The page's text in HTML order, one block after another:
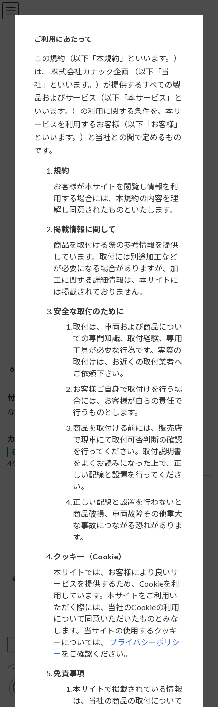
コ
ン
ナ
ビ
カーナビ・カーAV取付キット適合情報
GE-PE203R
プジョー 308用 DINサイズカーAV取付キット
標準1DINオーディオ付車に2DINサイズの市販カーAVを取
: パネル（ブラック）
: パネル（メタリックブラック）
: パネル（シルバー）
パネル（シルバー）
ブラケット一式
コネクター（16P）
電源用コード（イルミネーション）
アンテナ変換コード
付属ステリモ配線
なし
カナック企画JANコード
在庫販売
4985285073863
ご利用にあたって
この規約（以下「本規約」といいます。）
は、 株式会社カナック企画 （以下「当
社」といいます。）が提供するすべての製
品およびサービス（以下「本サービス」と
いいます。）の利用に関する条件を、本サ
ービスを利用するお客様（以下「お客様」
といいます。）と当社との間で定めるもの
です。
規約
お客様が本サイトを閲覧し情報を利
用する場合には、本規約の内容を理
解し同意されたものといたします。
掲載情報に関して
商品を取付ける際の参考情報を提供
しています。取付には別途加工など
が必要になる場合がありますが、加
工に関する詳細情報は、本サイトに
は掲載されておりません。
安全な取付のために
取付は、車両および商品につい
ての専門知識、取付経験、専用
工具が必要な行為です。実際の
取付けは、お近くの取付業者へ
ご依頼下さい。
お客様ご自身で取付けを行う場
合には、お客様が自らの責任で
行うものとします。
商品を取付ける前には、販売店
で現車にて取付可否判断の確認
を行ってください。取付説明書
をよくお読みになった上で、正
しい配線と設置を行ってくださ
い。
正しい配線と設置を行わないと
商品破損、車両故障その他重大
な事故につながる恐れがありま
す。
クッキー（Cookie）
本サイトでは、お客様により良いサ
ービスを提供するため、Cookieを利
用しています。本サイトをご利用い
ただく際には、当社のCookieの利用
について同意いただいたものとみな
します。当サイトの使用するクッキ
ーについては、
プライバシーポリシ
ーをご確認ください。
免責事項
本サイトで掲載されている情報
は、当社の商品の取付について